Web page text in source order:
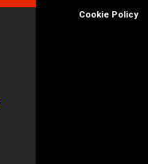
Cookie Policy